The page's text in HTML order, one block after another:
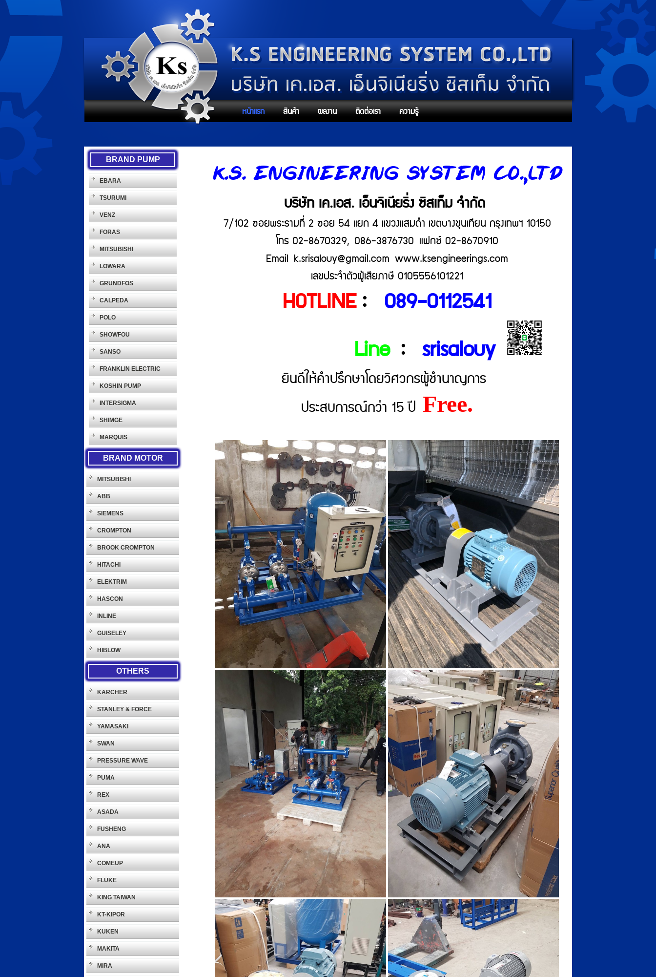
หน้าแรก สินค้า ผลงาน ติดต่อเรา ความรู้
BRAND PUMP
EBARA
TSURUMI
VENZ
FORAS
MITSUBISHI
LOWARA
GRUNDFOS
CALPEDA
POLO
SHOWFOU
SANSO
FRANKLIN ELECTRIC
KOSHIN PUMP
INTERSIGMA
SHIMGE
MARQUIS
BRAND MOTOR
MITSUBISHI
ABB
SIEMENS
CROMPTON
BROOK CROMPTON
HITACHI
ELEKTRIM
HASCON
INLINE
GUISELEY
HIBLOW
OTHERS
KARCHER
STANLEY & FORCE
YAMASAKI
SWAN
PRESSURE WAVE
PUMA
REX
ASADA
FUSHENG
ANA
COMEUP
FLUKE
KING TAIWAN
KT-KIPOR
KUKEN
MAKITA
MIRA
K.S. ENGINEERING SYSTEM CO.,LTD
บริษัท เค.เอส. เอ็นจิเนียริ่ง ซิสเท็ม จำกัด
7/102 ซอยพระรามที่ 2 ซอย 54 แยก 4 แขวงแสมดำ เขตบางขุนเทียน กรุงเทพฯ 10150
โทร 02-8670329, 086-3876730 แฟกซ์ 02-8670910
Email k.srisalouy@gmail.com www.ksengineerings.com
เลขประจำตัวผู้เสียภาษี 0105556101221
HOTLINE: 089-0112541
Line: srisalouy
ยินดีให้คำปรึกษาโดยวิศวกรผู้ชำนาญการ
ประสบการณ์กว่า 15 ปี Free.